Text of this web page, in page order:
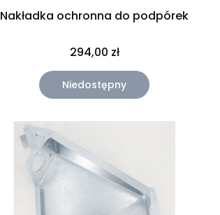
Nakładka ochronna do podpórek
294,00 zł
Niedostępny